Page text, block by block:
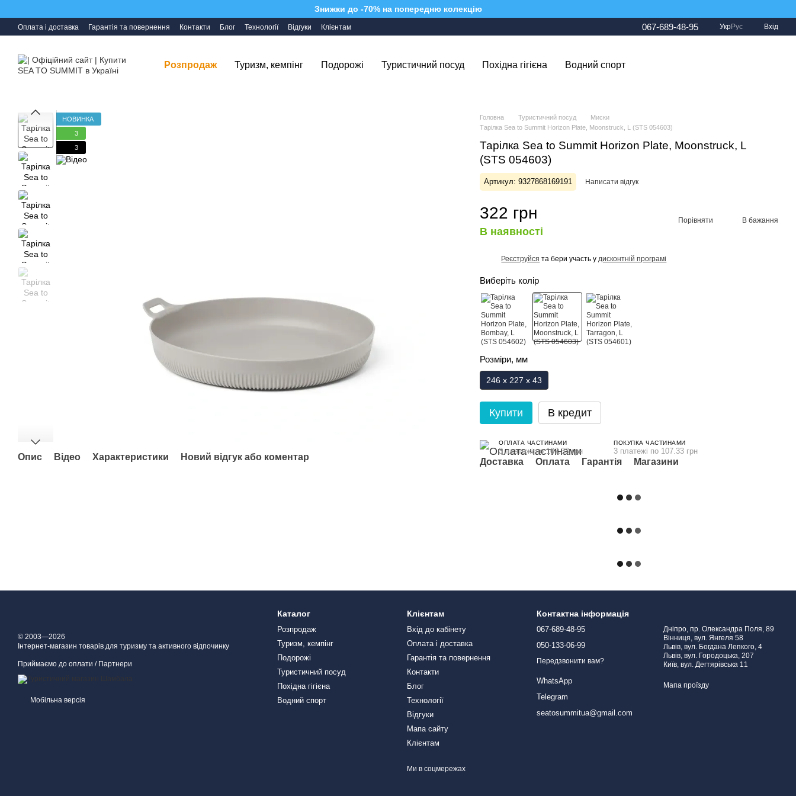
Знижки до -70% на попередню колекцію
Оплата і доставка Гарантія та повернення Контакти Блог Технології Відгуки Клієнтам 067-689-48-95 УкрРус Вхід
Розпродаж Туризм, кемпінг Подорожі Туристичний посуд Похідна гігієна Водний спорт
НОВИНКА
3
3
Опис Відео Характеристики Новий відгук або коментар
Головна Туристичний посуд
Миски
Тарілка Sea to Summit Horizon Plate, Moonstruck, L (STS 054603)
Тарілка Sea to Summit Horizon Plate, Moonstruck, L
(STS 054603)
Артикул: 9327868169191 Написати відгук
322 грн
В наявності
Порівняти В бажання
Реєструйся та бери участь у дисконтній програмі
Виберіть колір
Розміри, мм
246 x 227 x 43
Купити В кредит
ОПЛАТА ЧАСТИНАМИ
3 платежі по 107.33 грн
ПОКУПКА ЧАСТИНАМИ
3 платежі по 107.33 грн
Доставка Оплата Гарантія Магазини
© 2003—2026
Інтернет-магазин товарів для туризму та активного відпочинку
Приймаємо до оплати / Партнери
Мобільна версія
Каталог
Розпродаж
Туризм, кемпінг
Подорожі
Туристичний посуд
Похідна гігієна
Водний спорт
Клієнтам
Вхід до кабінету
Оплата і доставка
Гарантія та повернення
Контакти
Блог
Технології
Відгуки
Мапа сайту
Клієнтам
Ми в соцмережах
Контактна інформація
067-689-48-95
050-133-06-99
Передзвонити вам?
WhatsApp
Telegram
seatosummitua@gmail.com
Дніпро, пр. Олександра Поля, 89
Вінниця, вул. Янгеля 58
Львів, вул. Богдана Лепкого, 4
Львів, вул. Городоцька, 207
Київ, вул. Дегтярівська 11
Мапа проїзду